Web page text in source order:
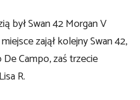
był Swan 42 Morgan V
zajął kolejny Swan 42,
Campo, zaś trzecie
R.